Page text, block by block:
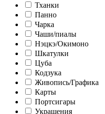
Тханки
Панно
Чарка
Чаши/пиалы
Нэцкэ/Окимоно
Шкатулки
Цуба
Кодзука
Живопись/Графика
Карты
Портсигары
Украшения